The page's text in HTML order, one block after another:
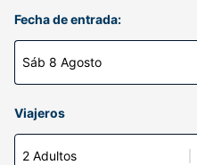
Fecha de entrada:
Sáb 8 Agosto
Viajeros
2 Adultos